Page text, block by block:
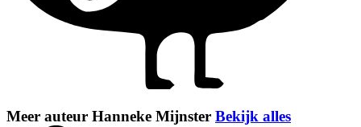
Meer auteur Hanneke Mijnster Bekijk alles